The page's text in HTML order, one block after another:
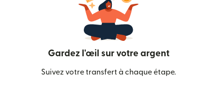
Gardez l'œil sur votre argent
Suivez votre transfert à chaque étape.